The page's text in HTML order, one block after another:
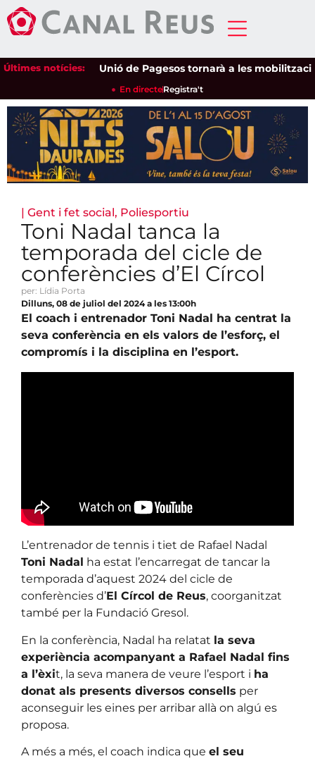
Últimes notícies:Unió de Pagesos tornarà a les
En directeRegistra't
| Gent i fet social, Poliesportiu
Toni Nadal tanca la
temporada del cicle de
conferències d’El Círcol
per: Lídia Porta
Dilluns, 08 de juliol del 2024 a les 13:00h
El coach i entrenador Toni Nadal ha centrat la
seva conferència en els valors de l’esforç, el
compromís i la disciplina en l’esport.
L’entrenador de tennis i tiet de Rafael Nadal
Toni Nadal ha estat l’encarregat de tancar la
temporada d’aquest 2024 del cicle de
conferències d’El Círcol de Reus, coorganitzat
també per la Fundació Gresol.
En la conferència, Nadal ha relatat la seva
experiència acompanyant a Rafael Nadal fins
a l’èxit, la seva manera de veure l’esport i ha
donat als presents diversos consells per
aconseguir les eines per arribar allà on algú es
proposa.
A més a més, el coach indica que el seu